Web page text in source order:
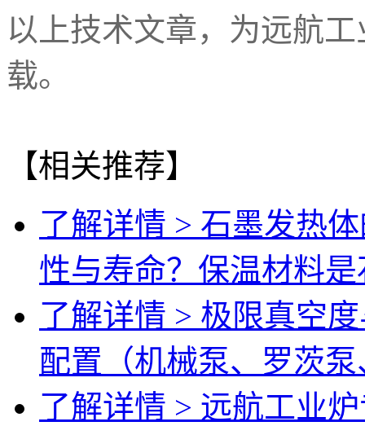
以上技术文章，为远航
载。
【相关推荐】
了解详情 > 石墨发热
性与寿命？保温材料
了解详情 > 极限真空
配置（机械泵、罗茨
了解详情 > 远航工业